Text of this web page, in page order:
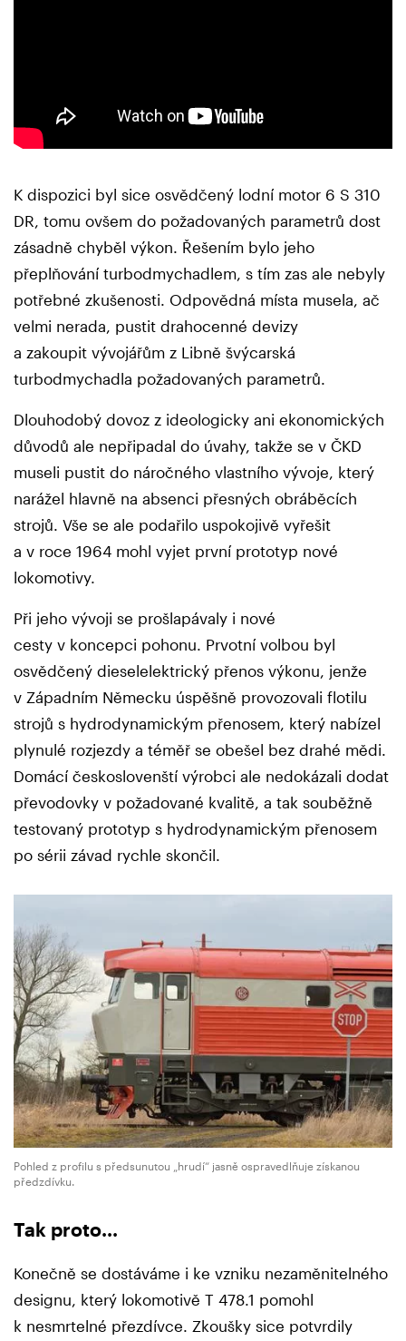
K dispozici byl sice osvědčený lodní motor 6 S 310
DR, tomu ovšem do požadovaných parametrů dost
zásadně chyběl výkon. Řešením bylo jeho
přeplňování turbodmychadlem, s tím zas ale nebyly
potřebné zkušenosti. Odpovědná místa musela, ač
velmi nerada, pustit drahocenné devizy
a zakoupit vývojářům z Libně švýcarská
turbodmychadla požadovaných parametrů.
Dlouhodobý dovoz z ideologicky ani ekonomických
důvodů ale nepřipadal do úvahy, takže se v ČKD
museli pustit do náročného vlastního vývoje, který
narážel hlavně na absenci přesných obráběcích
strojů. Vše se ale podařilo uspokojivě vyřešit
a v roce 1964 mohl vyjet první prototyp nové
lokomotivy.
Při jeho vývoji se prošlapávaly i nové
cesty v koncepci pohonu. Prvotní volbou byl
osvědčený dieselelektrický přenos výkonu, jenže
v Západním Německu úspěšně provozovali flotilu
strojů s hydrodynamickým přenosem, který nabízel
plynulé rozjezdy a téměř se obešel bez drahé mědi.
Domácí českoslovenští výrobci ale nedokázali dodat
převodovky v požadované kvalitě, a tak souběžně
testovaný prototyp s hydrodynamickým přenosem
po sérii závad rychle skončil.
Pohled z profilu s předsunutou „hrudí“ jasně ospravedlňuje získanou
předzdívku.
Tak proto...
Konečně se dostáváme i ke vzniku nezaměnitelného
designu, který lokomotivě T 478.1 pomohl
k nesmrtelné přezdívce. Zkoušky sice potvrdily